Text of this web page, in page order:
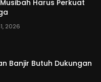
Harus Perkuat
2026
Banjir Butuh Dukungan